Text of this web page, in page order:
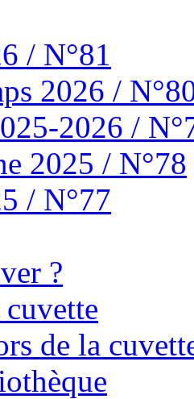
/ N°81
2026 /
2026 /
2025 / N°78
/ N°77
?
de la